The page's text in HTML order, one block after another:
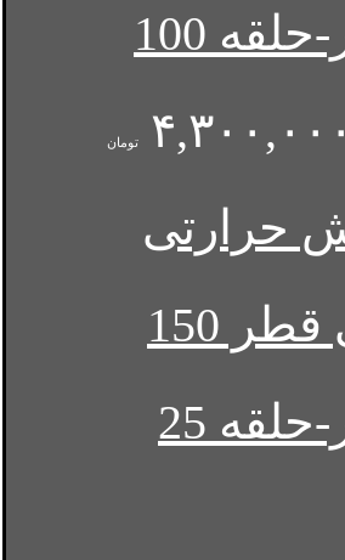
میلیمتر-حلقه 100
۴,۳۰۰,۰۰۰ تومان